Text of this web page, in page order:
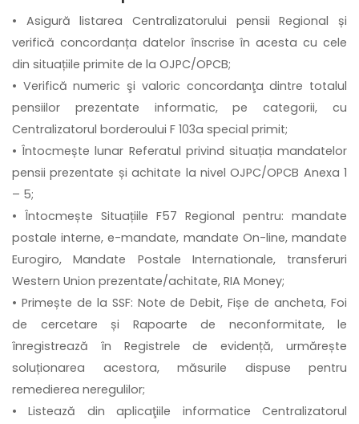
• Asigură listarea Centralizatorului pensii Regional și
verifică concordanța datelor înscrise în acesta cu cele
din situațiile primite de la OJPC/OPCB;
• Verifică numeric şi valoric concordanţa dintre totalul
pensiilor prezentate informatic, pe categorii, cu
Centralizatorul borderoului F 103a special primit;
• Întocmește lunar Referatul privind situația mandatelor
pensii prezentate și achitate la nivel OJPC/OPCB Anexa 1
– 5;
• Întocmește Situațiile F57 Regional pentru: mandate
postale interne, e-mandate, mandate On-line, mandate
Eurogiro, Mandate Postale Internationale, transferuri
Western Union prezentate/achitate, RIA Money;
• Primește de la SSF: Note de Debit, Fișe de ancheta, Foi
de cercetare și Rapoarte de neconformitate, le
înregistrează în Registrele de evidență, urmărește
soluționarea acestora, măsurile dispuse pentru
remedierea neregulilor;
• Listează din aplicaţiile informatice Centralizatorul